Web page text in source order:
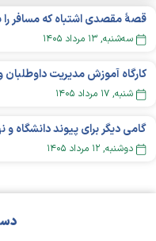
قصهٔ مقصدی اشتباه که مسافر
سه‌شنبه, ۱۳ مرداد ۱۴۰۵
کارگاه آموزش مدیریت داوطلبان
شنبه, ۱۷ مرداد ۱۴۰۵
دوشنبه, ۱۲ مرداد ۱۴۰۵